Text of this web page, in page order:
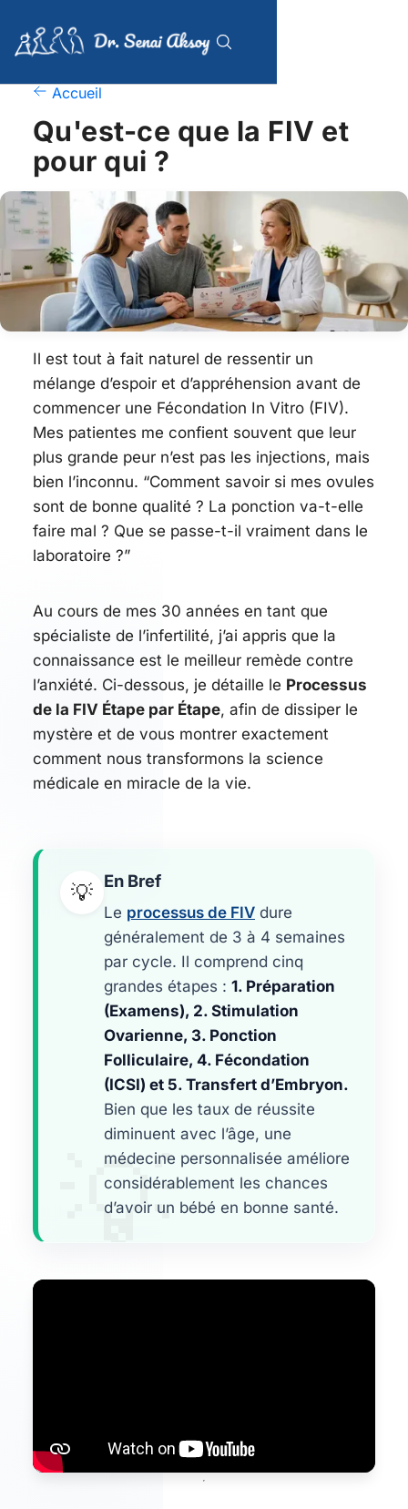
Accueil
Qu'est-ce que la FIV et
pour qui ?
Il est tout à fait naturel de ressentir un
mélange d’espoir et d’appréhension avant de
commencer une Fécondation In Vitro (FIV).
Mes patientes me confient souvent que leur
plus grande peur n’est pas les injections, mais
bien l’inconnu. “Comment savoir si mes ovules
sont de bonne qualité ? La ponction va-t-elle
faire mal ? Que se passe-t-il vraiment dans le
laboratoire ?”
Au cours de mes 30 années en tant que
spécialiste de l’infertilité, j’ai appris que la
connaissance est le meilleur remède contre
l’anxiété. Ci-dessous, je détaille le Processus
de la FIV Étape par Étape, afin de dissiper le
mystère et de vous montrer exactement
comment nous transformons la science
médicale en miracle de la vie.
💡 En Bref
Le processus de FIV dure
généralement de 3 à 4 semaines
par cycle. Il comprend cinq
grandes étapes : 1. Préparation
(Examens), 2. Stimulation
Ovarienne, 3. Ponction
Folliculaire, 4. Fécondation
(ICSI) et 5. Transfert d’Embryon.
Bien que les taux de réussite
diminuent avec l’âge, une
médecine personnalisée améliore
considérablement les chances
d’avoir un bébé en bonne santé.
💡